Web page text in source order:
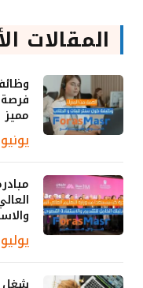
المقالات
يونيو 27, 2025
يوليو 10, 2025